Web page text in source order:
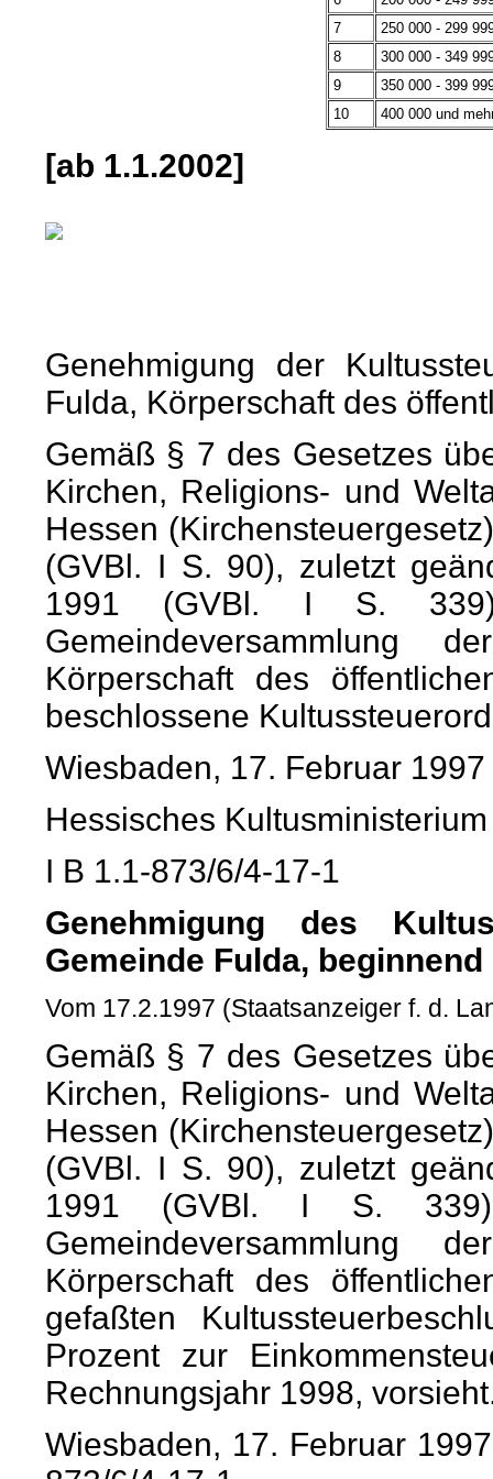
7
250 000 - 299
8
300 000 - 349
9
350 000 - 399
10
400 000 und
[ab 1.1.2002]
Genehmigung der
Fulda, Körperschaft des
Gemäß § 7 des Gesetzes
Kirchen, Religions- und
Hessen
(GVBl. I S. 90), zuletzt
1991 (GVBl. I S.
Gemeindeversammlung
Körperschaft des
beschlossene
Wiesbaden, 17. Februar 1997
Hessisches Kultusministerium
I B 1.1-873/6/4-17-1
Genehmigung des
Gemeinde Fulda,
Vom 17.2.1997 (Staatsanzeiger f. d.
Gemäß § 7 des Gesetzes
Kirchen, Religions- und
Hessen
(GVBl. I S. 90), zuletzt
1991 (GVBl. I S.
Gemeindeversammlung
Körperschaft des
gefaßten
Prozent zur
Rechnungsjahr 1998,
Wiesbaden, 17. Februar